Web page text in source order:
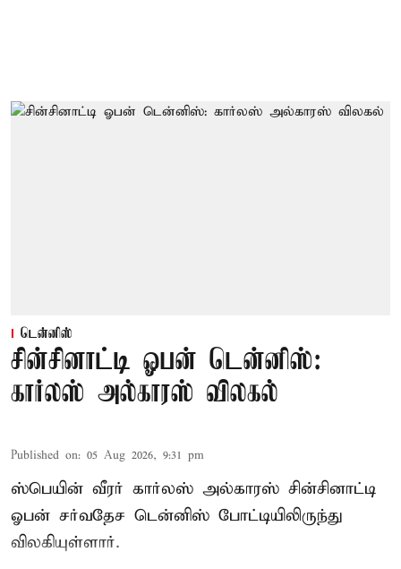
டென்னிஸ்
சின்சினாட்டி ஓபன் டென்னிஸ்:
கார்லஸ் அல்காரஸ் விலகல்
Published on: 05 Aug 2026, 9:31 pm
ஸ்பெயின் வீரர் கார்லஸ் அல்காரஸ் சின்சினாட்டி
ஓபன் சர்வதேச டென்னிஸ் போட்டியிலிருந்து
விலகியுள்ளார்.